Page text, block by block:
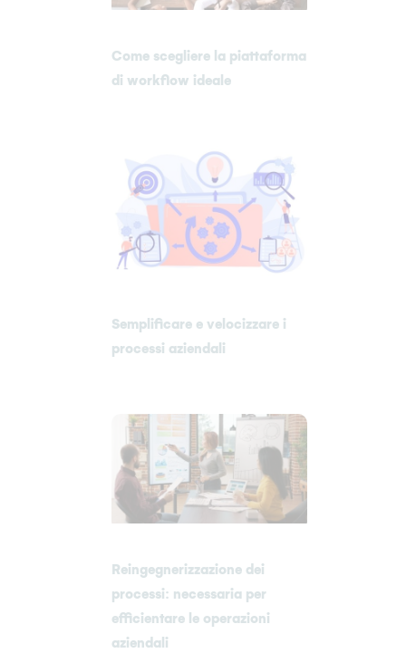
Come scegliere la piattaforma
di workflow ideale
Semplificare e velocizzare i
processi aziendali
Reingegnerizzazione dei
processi: necessaria per
efficientare le operazioni
aziendali